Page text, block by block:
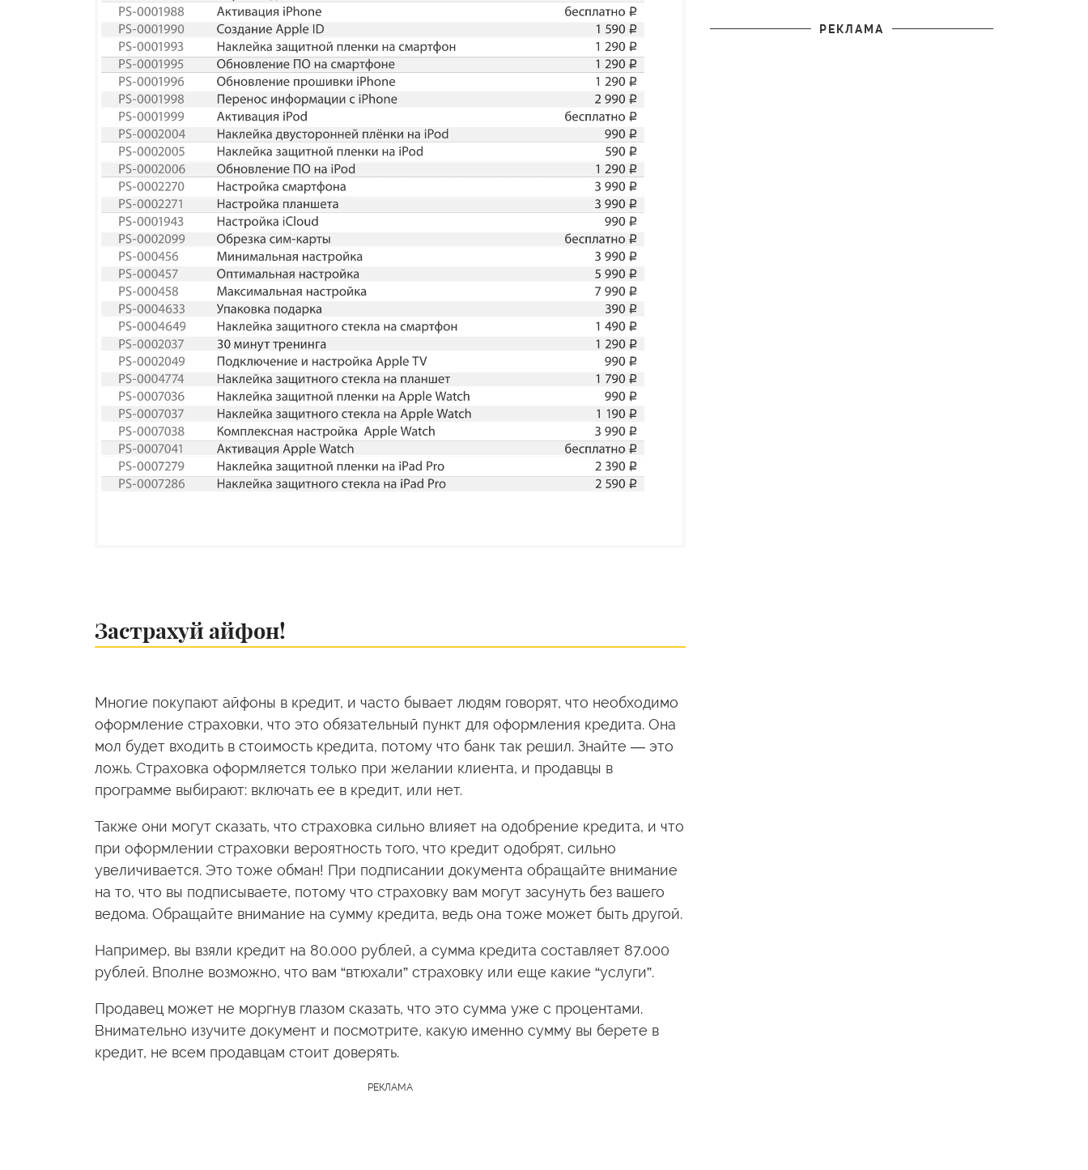
Застрахуй айфон!
Многие покупают айфоны в кредит, и часто бывает людям говорят, что необходимо
оформление страховки, что это обязательный пункт для оформления кредита. Она
мол будет входить в стоимость кредита, потому что банк так решил. Знайте — это
ложь. Страховка оформляется только при желании клиента, и продавцы в
программе выбирают: включать ее в кредит, или нет.
Также они могут сказать, что страховка сильно влияет на одобрение кредита, и что
при оформлении страховки вероятность того, что кредит одобрят, сильно
увеличивается. Это тоже обман! При подписании документа обращайте внимание
на то, что вы подписываете, потому что страховку вам могут засунуть без вашего
ведома. Обращайте внимание на сумму кредита, ведь она тоже может быть другой.
Например, вы взяли кредит на 80.000 рублей, а сумма кредита составляет 87.000
рублей. Вполне возможно, что вам “втюхали” страховку или еще какие “услуги”.
Продавец может не моргнув глазом сказать, что это сумма уже с процентами.
Внимательно изучите документ и посмотрите, какую именно сумму вы берете в
кредит, не всем продавцам стоит доверять.
РЕКЛАМА